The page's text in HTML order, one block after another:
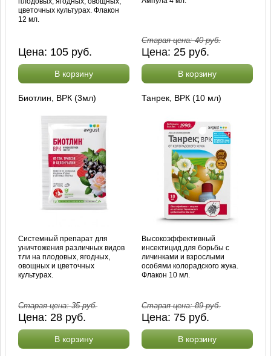
цветочных культурах. Флакон
12 мл.
Цена: 105 руб.
В корзину
Старая цена:40руб.
Цена: 25 руб.
В корзину
Биотлин, ВРК (3мл)
Системный препарат для
уничтожения различных видов
тли на плодовых, ягодных,
овощных и цветочных
культурах.
Старая цена:35руб.
Цена:28 руб.
В корзину
Танрек, ВРК (10 мл)
Высокоэффективный
инсектицид для борьбы с
личинками и взрослыми
особями колорадского жука.
Флакон 10 мл.
Старая цена:89руб.
Цена: 75 руб.
В корзину